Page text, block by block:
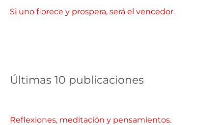
Si uno florece y prospera, será el vencedor.
Últimas 10 publicaciones
Reflexiones, meditación y pensamientos.